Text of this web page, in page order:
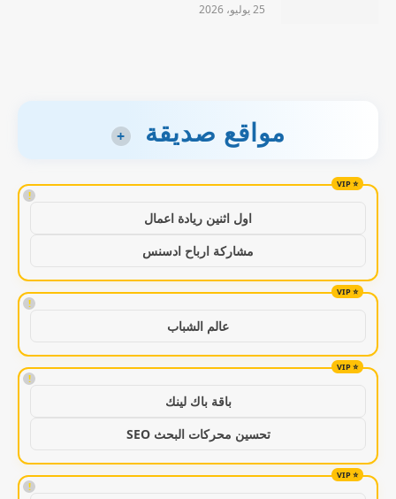
25 يوليو، 2026
مواقع صديقة +
!
اول اثنين ريادة اعمال
مشاركة ارباح ادسنس
!
عالم الشباب
!
باقة باك لينك
تحسين محركات البحث SEO
!